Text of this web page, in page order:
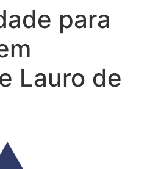
para
Lauro de